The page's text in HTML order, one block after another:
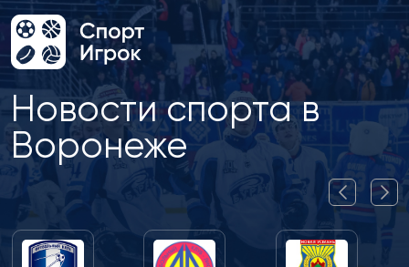
Новости спорта в
Воронеже